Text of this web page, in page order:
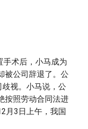
手术后，小马成为
被公司辞退了。公
视。小马说，公
按照劳动合同法进
月3日上午，我国